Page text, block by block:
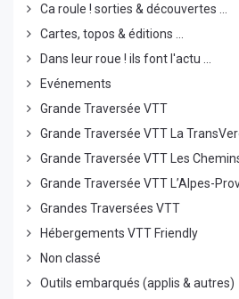
Ca roule ! sorties & découvertes ...
Cartes, topos & éditions ...
Dans leur roue ! ils font l'actu ...
Evénements
Grande Traversée VTT
Grande Traversée VTT La
Grande Traversée VTT Les
Grande Traversée VTT L’Alpes-
Grandes Traversées VTT
Hébergements VTT Friendly
Non classé
Outils embarqués (applis & autres)